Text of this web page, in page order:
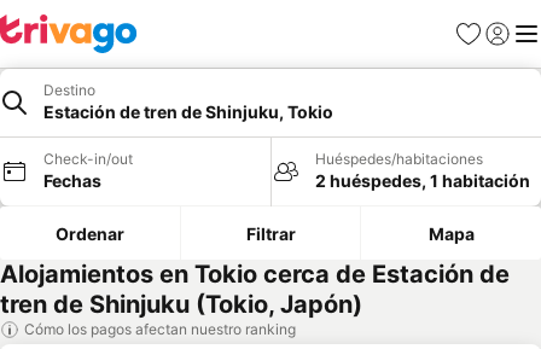
Favoritos
Iniciar
Destino
Estación de tren de Shinjuku, Tokio
Check-in/out
Fechas
Huéspedes/habitaciones
2 huéspedes, 1 habitación
Ordenar Filtrar Mapa
Alojamientos en Tokio cerca de Estación de
tren de Shinjuku (Tokio, Japón)
Cómo los pagos afectan nuestro ranking